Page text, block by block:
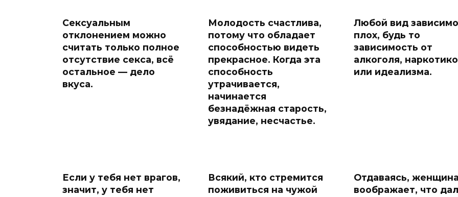
Сексуальным
отклонением можно
считать только полное
отсутствие секса, всё
остальное — дело
вкуса.
Молодость счастлива,
потому что обладает
способностью видеть
прекрасное. Когда эта
способность
утрачивается,
начинается
безнадёжная старость,
увядание, несчастье.
Любой вид
плох, будь то
зависимость от
алкоголя,
или идеализма.
Если у тебя нет врагов,
значит, у тебя нет
Всякий, кто стремится
поживиться на чужой
Отдаваясь,
воображает, что